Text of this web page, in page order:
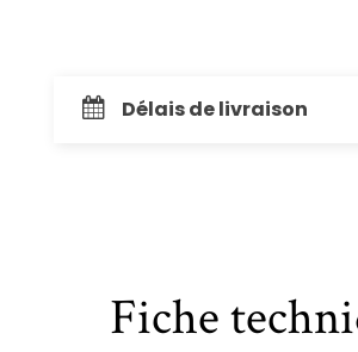
Délais de livraison
Fiche